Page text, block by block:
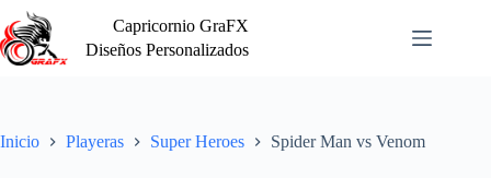
Saltar
al
contenido
Capricornio GraFX
Diseños Personalizados
Inicio Playeras Super Heroes Spider Man vs Venom